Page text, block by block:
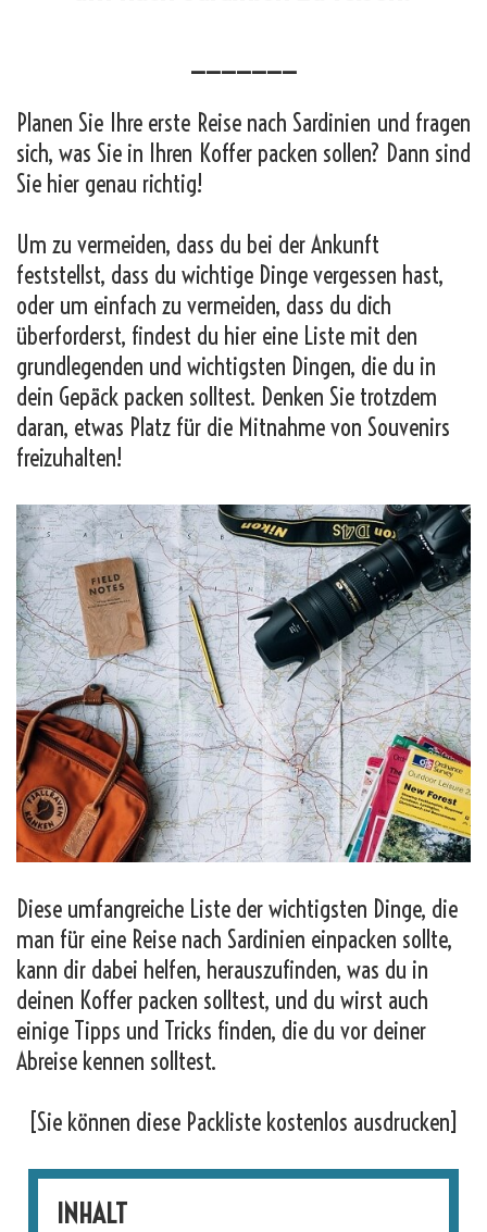
Planen Sie Ihre erste Reise nach Sardinien und fragen
sich, was Sie in Ihren Koffer packen sollen? Dann sind
Sie hier genau richtig!
Um zu vermeiden, dass du bei der Ankunft
feststellst, dass du wichtige Dinge vergessen hast,
oder um einfach zu vermeiden, dass du dich
überforderst, findest du hier eine Liste mit den
grundlegenden und wichtigsten Dingen, die du in
dein Gepäck packen solltest. Denken Sie trotzdem
daran, etwas Platz für die Mitnahme von Souvenirs
freizuhalten!
Diese umfangreiche Liste der wichtigsten Dinge, die
man für eine Reise nach Sardinien einpacken sollte,
kann dir dabei helfen, herauszufinden, was du in
deinen Koffer packen solltest, und du wirst auch
einige Tipps und Tricks finden, die du vor deiner
Abreise kennen solltest.
[Sie können diese Packliste kostenlos ausdrucken]
INHALT